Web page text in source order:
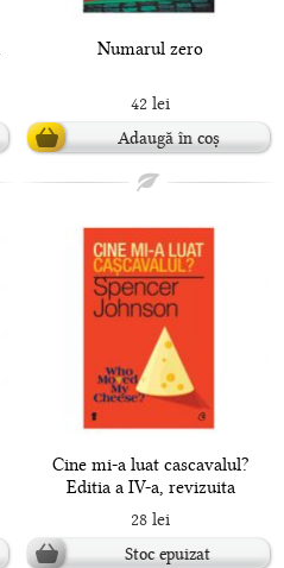
Numarul zero
42 lei
Adaugă în coș
Cine mi-a luat cascavalul?
Editia a IV-a, revizuita
28 lei
Stoc epuizat